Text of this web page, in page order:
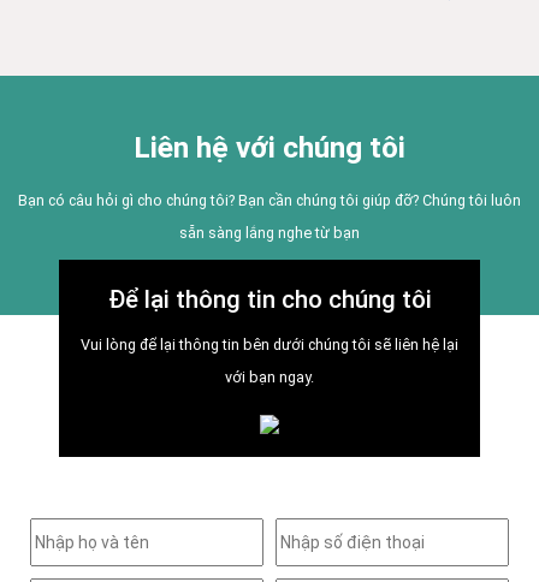
Liên hệ với chúng tôi
Bạn có câu hỏi gì cho chúng tôi? Bạn cần chúng tôi giúp đỡ? Chúng tôi luôn
sẵn sàng lắng nghe từ bạn
Để lại thông tin cho chúng tôi
Vui lòng để lại thông tin bên dưới chúng tôi sẽ liên hệ lại
với bạn ngay.